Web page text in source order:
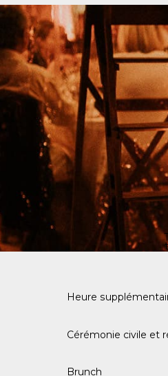
Heure
Cérémonie civile et
Brunch